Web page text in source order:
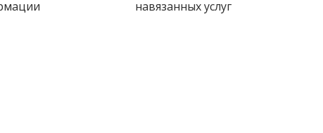
навязанных услуг